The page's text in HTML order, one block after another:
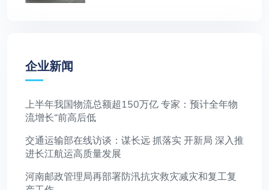
企业新闻
上半年我国物流总额超150万亿 专家：预计全年物
流增长“前高后低
交通运输部在线访谈：谋长远 抓落实 开新局 深入推
进长江航运高质量发展
河南邮政管理局再部署防汛抗灾救灾减灾和复工复